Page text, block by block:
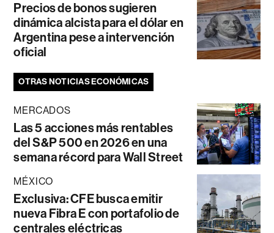
Precios de bonos sugieren
dinámica alcista para el dólar en
Argentina pese a intervención
oficial
OTRAS NOTICIAS ECONÓMICAS
MERCADOS
Las 5 acciones más rentables
del S&P 500 en 2026 en una
semana récord para Wall Street
MÉXICO
Exclusiva: CFE busca emitir
nueva Fibra E con portafolio de
centrales eléctricas